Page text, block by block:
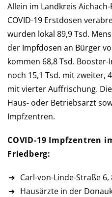
Allein im Landkreis
COVID-19 Erst­dosen
wurden lokal 89,9 Tsd.
der Impf­do­sen an Bür­ger
kommen 68,8 Tsd.
noch 15,1 Tsd. mit zwei­ter,
mit vier­ter Auf­frischung.
Haus- oder Betriebs­arzt
Impfzentren.
COVID-19 Impfzentren
Friedberg:
Carl-von-Linde-Straße 6,
Hausärzte in der